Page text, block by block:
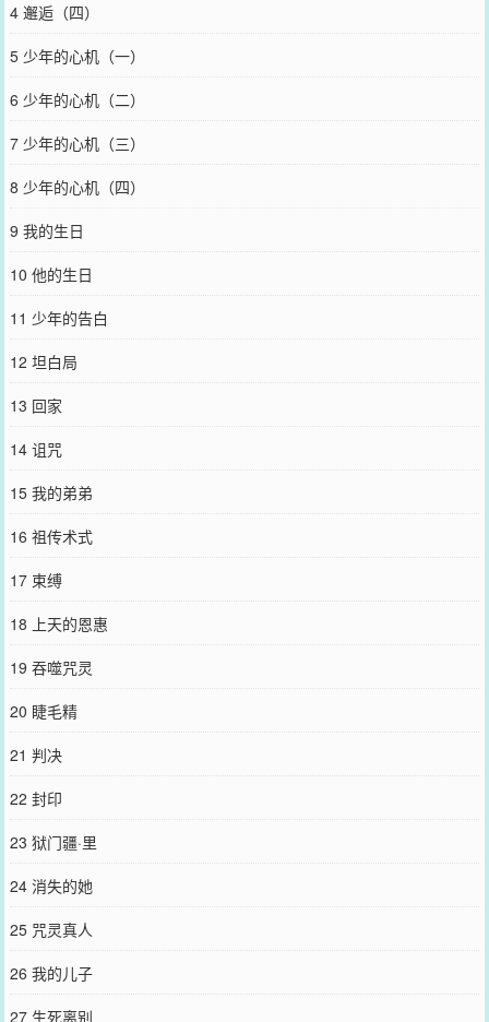
4 邂逅（四）
5 少年的心机（一）
6 少年的心机（二）
7 少年的心机（三）
8 少年的心机（四）
9 我的生日
10 他的生日
11 少年的告白
12 坦白局
13 回家
14 诅咒
15 我的弟弟
16 祖传术式
17 束缚
18 上天的恩惠
19 吞噬咒灵
20 睫毛精
21 判决
22 封印
23 狱门疆·里
24 消失的她
25 咒灵真人
26 我的儿子
27 生死离别